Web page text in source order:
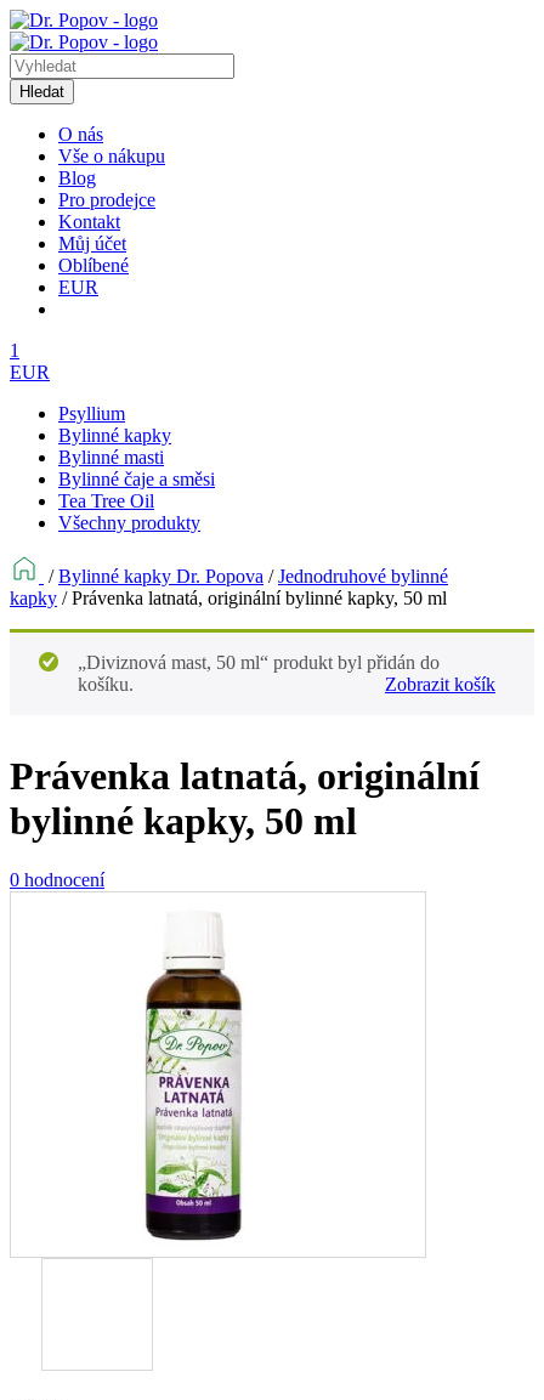
Hledat
O nás
Vše o nákupu
Blog
Pro prodejce
Kontakt
Můj účet
Oblíbené
EUR
1
EUR
Psyllium
Bylinné kapky
Bylinné masti
Bylinné čaje a směsi
Tea Tree Oil
Všechny produkty
/Bylinné kapky Dr. Popova /Jednodruhové bylinné
kapky /Právenka latnatá, originální bylinné kapky, 50 ml
„Diviznová mast, 50 ml“ produkt byl přidán do
košíku.
Zobrazit košík
Právenka latnatá, originální
bylinné kapky, 50 ml
0 hodnocení